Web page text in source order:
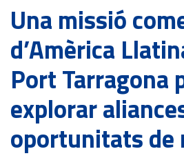
Una missió
d’Amèrica
Port Tarragona
explorar
oportunitats de